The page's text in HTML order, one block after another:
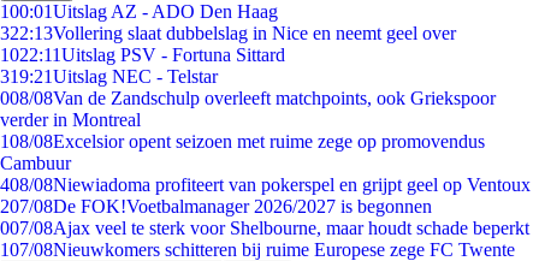
100:01Uitslag AZ - ADO Den Haag
322:13Vollering slaat dubbelslag in Nice en neemt geel over
1022:11Uitslag PSV - Fortuna Sittard
319:21Uitslag NEC - Telstar
008/08Van de Zandschulp overleeft matchpoints, ook Griekspoor
verder in Montreal
108/08Excelsior opent seizoen met ruime zege op promovendus
Cambuur
408/08Niewiadoma profiteert van pokerspel en grijpt geel op Ventoux
207/08De FOK!Voetbalmanager 2026/2027 is begonnen
007/08Ajax veel te sterk voor Shelbourne, maar houdt schade beperkt
107/08Nieuwkomers schitteren bij ruime Europese zege FC Twente